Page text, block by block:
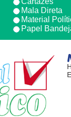
Mala Direta
Material
Papel